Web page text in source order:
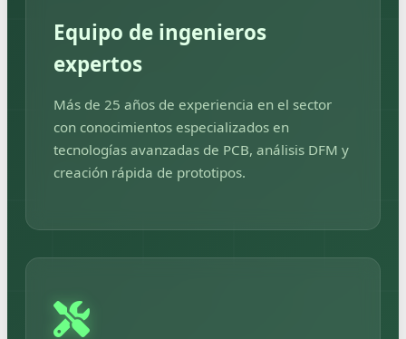
Equipo de ingenieros
expertos
Más de 25 años de experiencia en el sector
con conocimientos especializados en
tecnologías avanzadas de PCB, análisis DFM y
creación rápida de prototipos.